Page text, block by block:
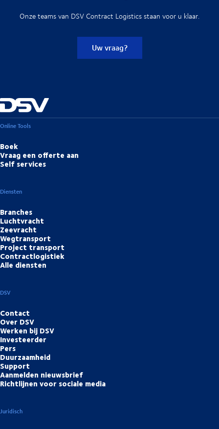
Onze teams van DSV Contract Logistics staan voor u klaar.
Uw vraag?
Online Tools
Boek
Vraag een offerte aan
Self services
Diensten
Branches
Luchtvracht
Zeevracht
Wegtransport
Project transport
Contractlogistiek
Alle diensten
DSV
Contact
Over DSV
Werken bij DSV
Investeerder
Pers
Duurzaamheid
Support
Aanmelden nieuwsbrief
Richtlijnen voor sociale media
Juridisch